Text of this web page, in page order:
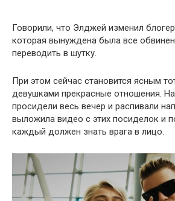
Говорили, что Элджей изменил
которая вынуждена была все
переводить в шутку.
При этом сейчас становится ясным
девушками прекрасные отношения.
просидели весь вечер и распивали
выложила видео с этих посиделок и
каждый должен знать врага в лицо.